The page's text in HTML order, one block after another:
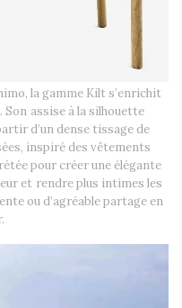
la gamme Kilt s’enrichit
Son assise à la silhouette
d’un dense tissage de
inspiré des vêtements
pour créer une élégante
et rendre plus intimes les
ou d’agréable partage en